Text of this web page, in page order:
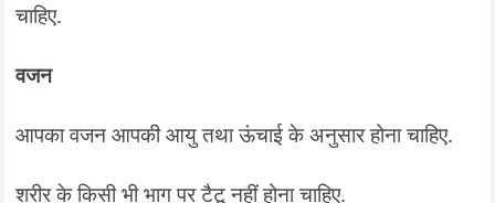
चाहिए.
वजन
आपका वजन आपकी आयु तथा ऊंचाई के अनुसार होना चाहिए.
शरीर के किसी भी भाग पर टैटू नहीं होना चाहिए.